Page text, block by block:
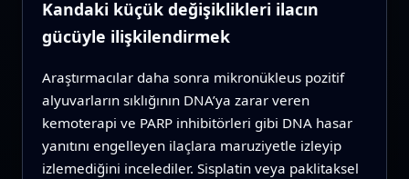
Kandaki küçük değişiklikleri ilacın
gücüyle ilişkilendirmek
Araştırmacılar daha sonra mikronükleus pozitif
alyuvarların sıklığının DNA’ya zarar veren
kemoterapi ve PARP inhibitörleri gibi DNA hasar
yanıtını engelleyen ilaçlara maruziyetle izleyip
izlemediğini incelediler. Sisplatin veya paklitaksel